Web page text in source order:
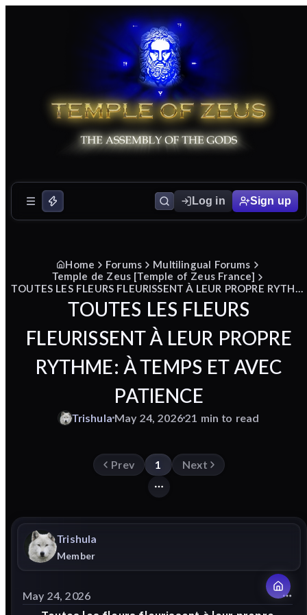
Log in Sign up
Home Forums
Multilingual Forums
Temple de Zeus [Temple of Zeus France]
TOUTES LES FLEURS
FLEURISSENT À LEUR PROPRE
RYTHME: À TEMPS ET AVEC
PATIENCE
Trishula May 24, 202621 min to read
Prev 1 Next
Trishula
Member
May 24, 2026